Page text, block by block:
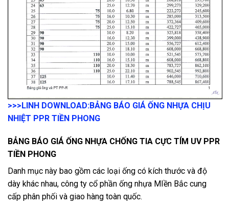
>>>LINH DOWNLOAD:BẢNG BÁO GIÁ ỐNG NHỰA CHỊU
NHIỆT PPR TIỀN PHONG
BẢNG BÁO GIÁ ỐNG NHỰA CHỐNG TIA CỰC TÍM UV PPR
TIỀN PHONG
Danh mục này bao gồm các loại ống có kích thước và độ
dày khác nhau, công ty cổ phần ống nhựa MIền Bắc cung
cấp phân phối và giao hàng toàn quốc.